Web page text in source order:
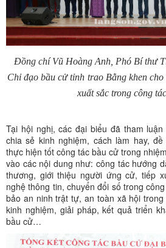
Đồng chí Vũ Hoàng Anh, Phó Bí thư
Chỉ đạo bầu cử tỉnh trao Bằng khen
xuất sắc trong công
Tại hội nghị, các đại biểu đã tham
chia sẻ kinh nghiệm, cách làm hay,
thực hiện tốt công tác bầu cử trong
vào các nội dung như: công tác hướng
thương, giới thiệu người ứng cử, tiếp
nghệ thông tin, chuyển đổi số trong
bảo an ninh trật tự, an toàn xã hội
kinh nghiệm, giải pháp, kết quả triển
bầu cử…